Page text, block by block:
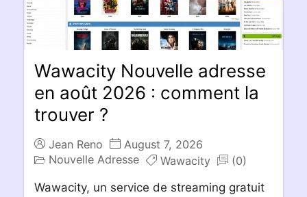
Wawacity Nouvelle adresse
en août 2026 : comment la
trouver ?
Jean Reno
August 7, 2026
Nouvelle Adresse
Wawacity
(0)
Wawacity, un service de streaming gratuit